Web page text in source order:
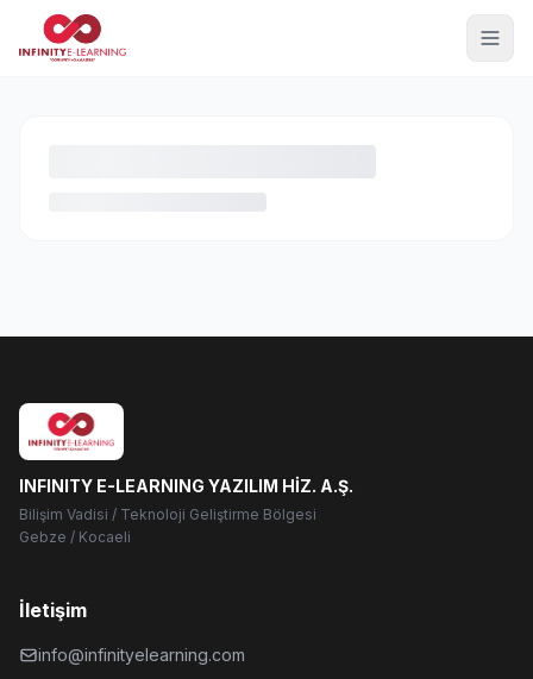
INFINITY E-LEARNING YAZILIM HİZ. A.Ş.
Bilişim Vadisi / Teknoloji Geliştirme Bölgesi
Gebze / Kocaeli
İletişim
info@infinityelearning.com